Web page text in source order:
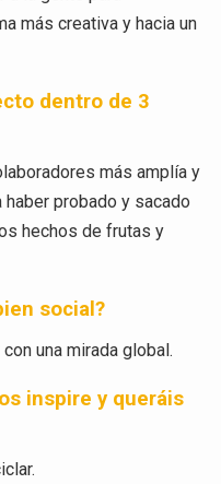
más creativa y hacia un
dentro de 3
más amplía y
probado y sacado
hechos de frutas y
social?
una mirada global.
inspire y queráis